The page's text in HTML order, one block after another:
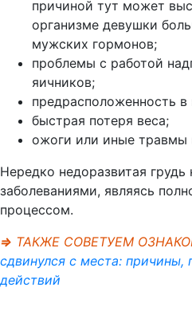
причиной тут может
организме девушки
мужских гормонов;
проблемы с работой
яичников;
предрасположенность в
быстрая потеря веса;
ожоги или иные травмы
Нередко недоразвитая
заболеваниями, являясь
процессом.
⇒ ТАКЖЕ СОВЕТУЕМ
сдвинулся с места:
действий